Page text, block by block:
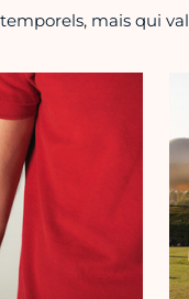
mais qui